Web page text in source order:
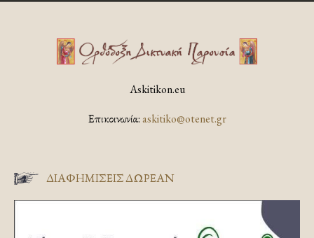
Askitikon.eu
Επικοινωνία:askitiko@otenet.gr
ΔΙΑΦΗΜΊΣΕΙΣ ΔΩΡΕΆΝ